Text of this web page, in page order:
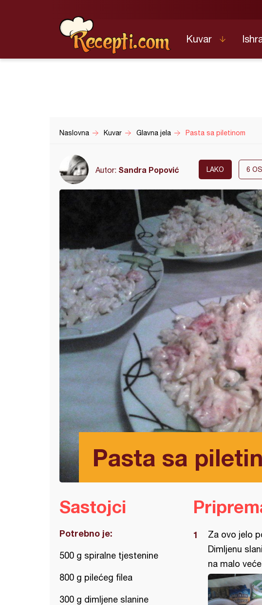
Kuvar
Naslovna Kuvar Glavna jela Pasta sa piletinom
Autor: Sandra Popović LAKO 6
Pasta sa
Sastojci
Potrebno je:
500 g spiralne tjestenine
800 g pilećeg filea
300 g dimljene slanine
Za ovo jelo
Dimljenu
na malo